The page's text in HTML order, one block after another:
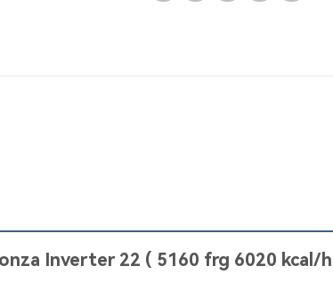
Inverter 22 ( 5160 frg 6020 kcal/